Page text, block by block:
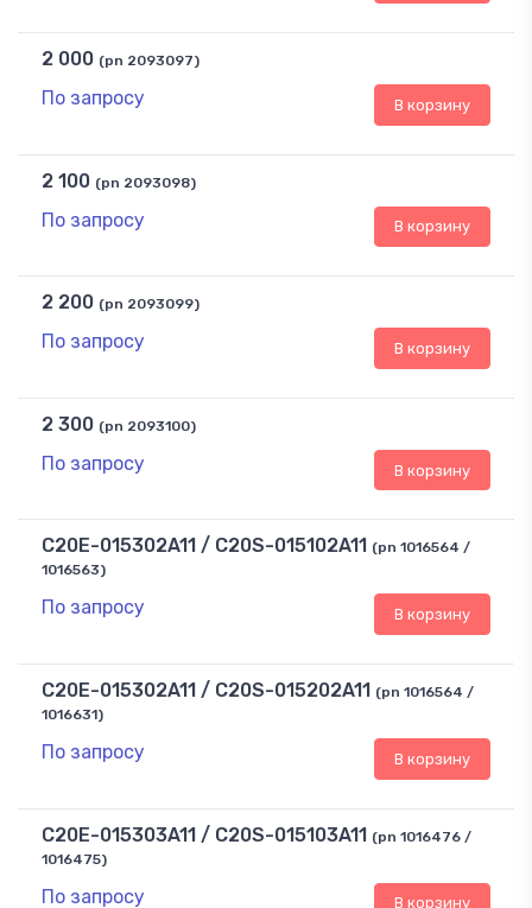
2 000 (pn 2093097)
По запросу В корзину
2 100 (pn 2093098)
По запросу В корзину
2 200 (pn 2093099)
По запросу В корзину
2 300 (pn 2093100)
По запросу В корзину
C20E-015302A11 / C20S-015102A11 (pn 1016564 /
1016563)
По запросу В корзину
C20E-015302A11 / C20S-015202A11 (pn 1016564 /
1016631)
По запросу В корзину
C20E-015303A11 / C20S-015103A11 (pn 1016476 /
1016475)
По запросу В корзину